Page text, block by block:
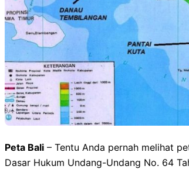
Peta Bali – Tentu Anda pernah melihat
Dasar Hukum Undang-Undang No. 64